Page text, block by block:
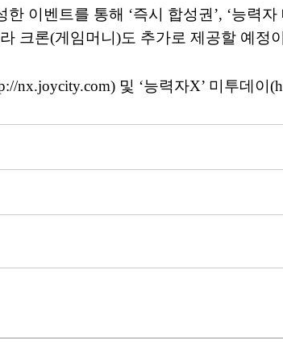
이벤트를 통해 ‘즉시 합성권’, ‘능력
크론(게임머니)도 추가로 제공할 예정
및 ‘능력자X’ 미투데이